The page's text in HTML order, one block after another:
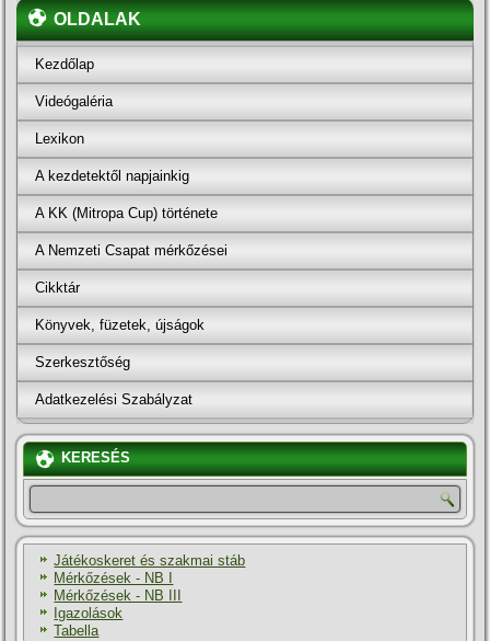
OLDALAK
Kezdőlap
Videógaléria
Lexikon
A kezdetektől napjainkig
A KK (Mitropa Cup) története
A Nemzeti Csapat mérkőzései
Cikktár
Könyvek, füzetek, újságok
Szerkesztőség
Adatkezelési Szabályzat
KERESÉS
Játékoskeret és szakmai stáb
Mérkőzések - NB I
Mérkőzések - NB III
Igazolások
Tabella